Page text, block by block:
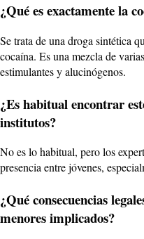
¿Qué es exactamente la
Se trata de una droga sintética
cocaína. Es una mezcla de
estimulantes y alucinógenos.
¿Es habitual encontrar
institutos?
No es lo habitual, pero los
presencia entre jóvenes,
¿Qué consecuencias
menores implicados?